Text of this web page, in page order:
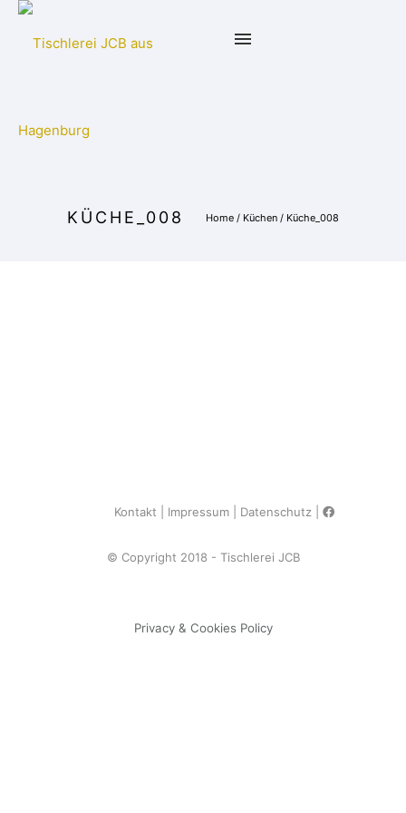
KÜCHE_008 Home / Küchen / Küche_008
Kontakt Impressum Datenschutz
© Copyright 2018 - Tischlerei JCB
Privacy & Cookies Policy